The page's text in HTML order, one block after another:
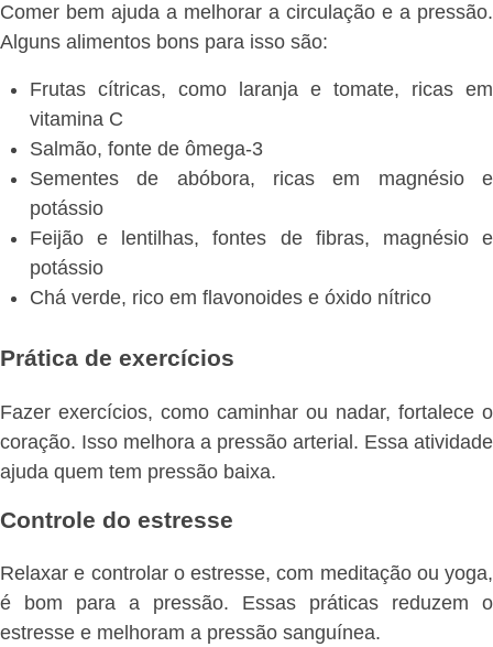
Comer bem ajuda a melhorar a circulação e a pressão.
Alguns alimentos bons para isso são:
Frutas cítricas, como laranja e tomate, ricas em
vitamina C
Salmão, fonte de ômega-3
Sementes de abóbora, ricas em magnésio e
potássio
Feijão e lentilhas, fontes de fibras, magnésio e
potássio
Chá verde, rico em flavonoides e óxido nítrico
Prática de exercícios
Fazer exercícios, como caminhar ou nadar, fortalece o
coração. Isso melhora a pressão arterial. Essa atividade
ajuda quem tem pressão baixa.
Controle do estresse
Relaxar e controlar o estresse, com meditação ou yoga,
é bom para a pressão. Essas práticas reduzem o
estresse e melhoram a pressão sanguínea.